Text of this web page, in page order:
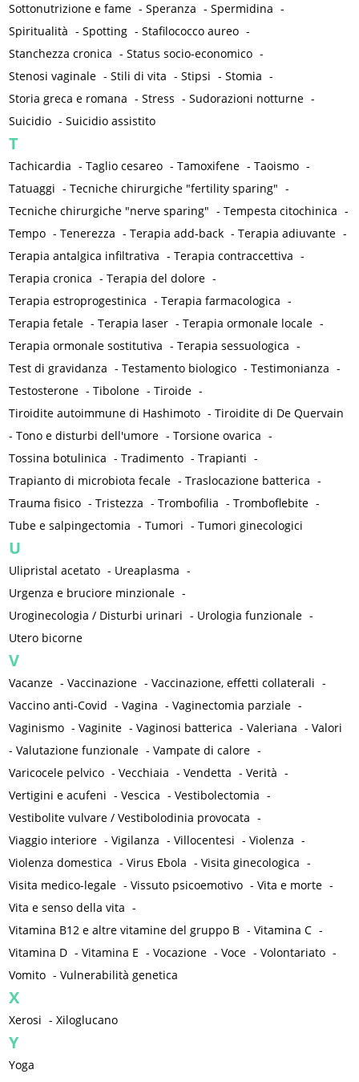
Sottonutrizione e fame -Speranza -Spermidina -
Spiritualità -Spotting -Stafilococco aureo -
Stanchezza cronica -Status socio-economico -
Stenosi vaginale -Stili di vita -Stipsi -Stomia -
Storia greca e romana -Stress -Sudorazioni notturne -
Suicidio -Suicidio assistito
T
Tachicardia -Taglio cesareo -Tamoxifene -Taoismo -
Tatuaggi -Tecniche chirurgiche "fertility sparing" -
Tecniche chirurgiche "nerve sparing" -Tempesta citochinica -
Tempo -Tenerezza -Terapia add-back -Terapia adiuvante -
Terapia antalgica infiltrativa -Terapia contraccettiva -
Terapia cronica -Terapia del dolore -
Terapia estroprogestinica -Terapia farmacologica -
Terapia fetale -Terapia laser -Terapia ormonale locale -
Terapia ormonale sostitutiva -Terapia sessuologica -
Test di gravidanza -Testamento biologico -Testimonianza -
Testosterone -Tibolone -Tiroide -
Tiroidite autoimmune di Hashimoto -Tiroidite di De Quervain
-Tono e disturbi dell'umore -Torsione ovarica -
Tossina botulinica -Tradimento -Trapianti -
Trapianto di microbiota fecale -Traslocazione batterica -
Trauma fisico -Tristezza -Trombofilia -Tromboflebite -
Tube e salpingectomia -Tumori -Tumori ginecologici
U
Ulipristal acetato - Ureaplasma -
Urgenza e bruciore minzionale -
Uroginecologia / Disturbi urinari - Urologia funzionale -
Utero bicorne
V
Vacanze -Vaccinazione -Vaccinazione, effetti collaterali -
Vaccino anti-Covid -Vagina -Vaginectomia parziale -
Vaginismo -Vaginite -Vaginosi batterica -Valeriana -Valori
-Valutazione funzionale -Vampate di calore -
Varicocele pelvico -Vecchiaia -Vendetta -Verità -
Vertigini e acufeni -Vescica -Vestibolectomia -
Vestibolite vulvare / Vestibolodinia provocata -
Viaggio interiore -Vigilanza -Villocentesi -Violenza -
Violenza domestica -Virus Ebola -Visita ginecologica -
Visita medico-legale -Vissuto psicoemotivo -Vita e morte -
Vita e senso della vita -
Vitamina B12 e altre vitamine del gruppo B -Vitamina C -
Vitamina D -Vitamina E -Vocazione -Voce -Volontariato -
Vomito -Vulnerabilità genetica
X
Xerosi -Xiloglucano
Y
Yoga